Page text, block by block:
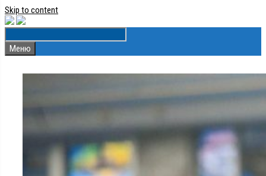
Skip to content
Меню